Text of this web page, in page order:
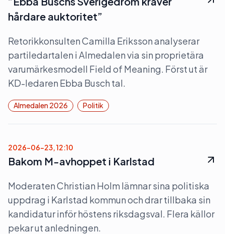
hårdare auktoritet”
Retorikkonsulten Camilla Eriksson analyserar
partiledartalen i Almedalen via sin proprietära
varumärkesmodell Field of Meaning. Först ut är
KD-ledaren Ebba Busch tal.
Almedalen 2026 Politik
2026-06-23, 12:10
Bakom M-avhoppet i Karlstad
Moderaten Christian Holm lämnar sina politiska
uppdrag i Karlstad kommun och drar tillbaka sin
kandidatur inför höstens riksdagsval. Flera källor
pekar ut anledningen.